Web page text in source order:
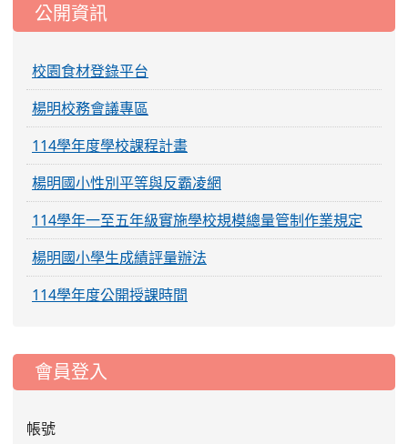
公開資訊
校園食材登錄平台
楊明校務會議專區
114學年度學校課程計畫
楊明國小性別平等與反霸凌網
114學年一至五年級實施學校規模總量管制作業規定
楊明國小學生成績評量辦法
114學年度公開授課時間
::: 會員登入
帳號